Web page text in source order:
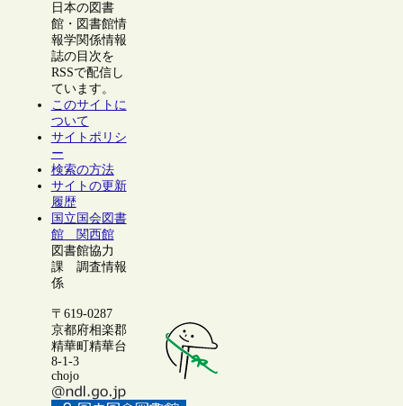
日本の図書
館・図書館情
報学関係情報
誌の目次を
RSSで配信し
ています。
このサイトに
ついて
サイトポリシ
ー
検索の方法
サイトの更新
履歴
国立国会図書
館 関西館
図書館協力
課 調査情報
係
〒619-0287
京都府相楽郡
精華町精華台
8-1-3
chojo